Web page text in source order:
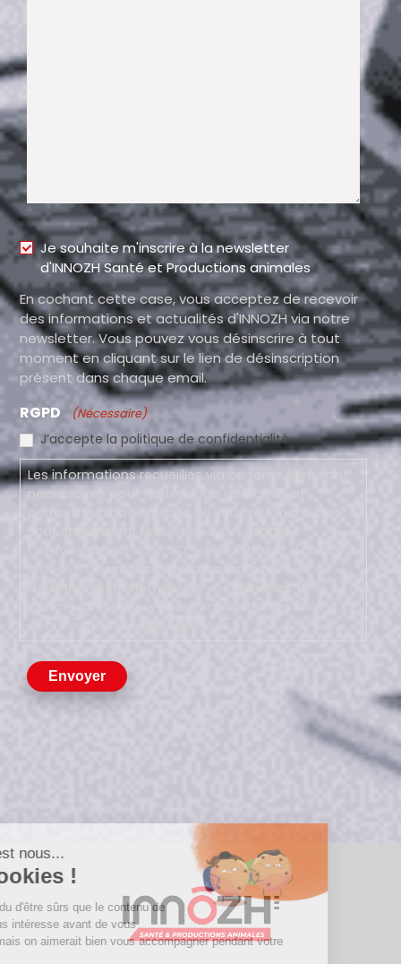
Inscription
newsletter
Je souhaite m'inscrire à la newsletter
d'INNOZH Santé et Productions animales
En cochant cette case, vous acceptez de recevoir
des informations et actualités d'INNOZH via notre
newsletter. Vous pouvez vous désinscrire à tout
moment en cliquant sur le lien de désinscription
présent dans chaque email.
RGPD (Nécessaire)
J’accepte la politique de confidentialité.
Les informations recueillies via ce formulaire sont
nécessaires pour traiter votre demande et
Envoyer